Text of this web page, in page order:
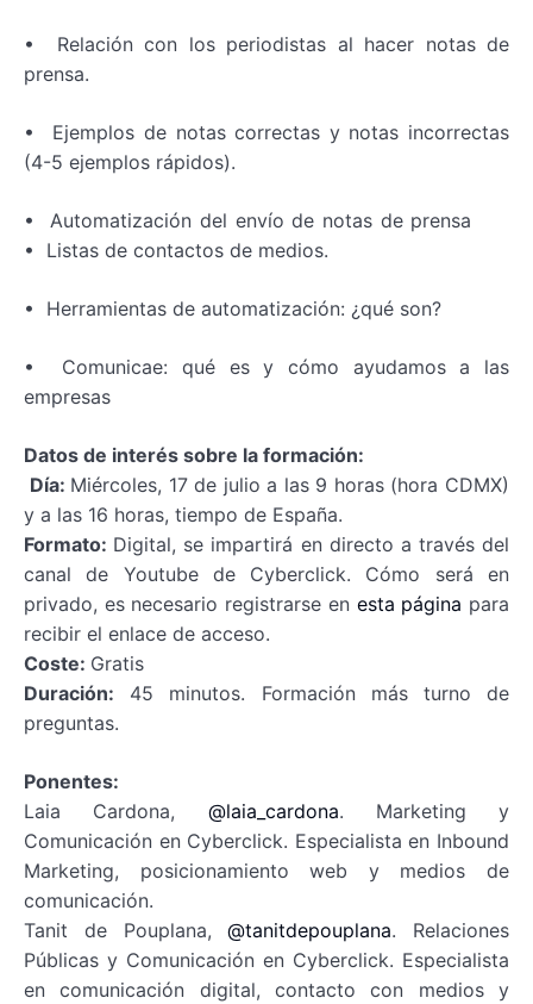
• Relación con los periodistas al hacer notas de
prensa.
• Ejemplos de notas correctas y notas incorrectas
(4-5 ejemplos rápidos).
• Automatización del envío de notas de prensa
• Listas de contactos de medios.
• Herramientas de automatización: ¿qué son?
• Comunicae: qué es y cómo ayudamos a las
empresas
Datos de interés sobre la formación:
Día: Miércoles, 17 de julio a las 9 horas (hora CDMX)
y a las 16 horas, tiempo de España.
Formato: Digital, se impartirá en directo a través del
canal de Youtube de Cyberclick. Cómo será en
privado, es necesario registrarse en esta página para
recibir el enlace de acceso.
Coste: Gratis
Duración: 45 minutos. Formación más turno de
preguntas.
Ponentes:
Laia Cardona, @laia_cardona. Marketing y
Comunicación en Cyberclick. Especialista en Inbound
Marketing, posicionamiento web y medios de
comunicación.
Tanit de Pouplana,@tanitdepouplana. Relaciones
Públicas y Comunicación en Cyberclick. Especialista
en comunicación digital, contacto con medios y